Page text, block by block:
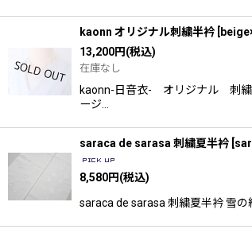
kaonn オリジナル刺繍半衿 [
13,200円(税込)
在庫なし
kaonn-日音衣- オリジナル 刺繍
ージ…
saraca de sarasa 刺繍夏半衿 [
8,580円(税込)
saraca de sarasa 刺繍夏半衿 雪